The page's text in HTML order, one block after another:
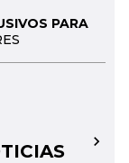
PARA
→